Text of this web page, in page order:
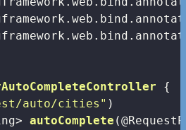
{
auto/cities" )
autoComplete